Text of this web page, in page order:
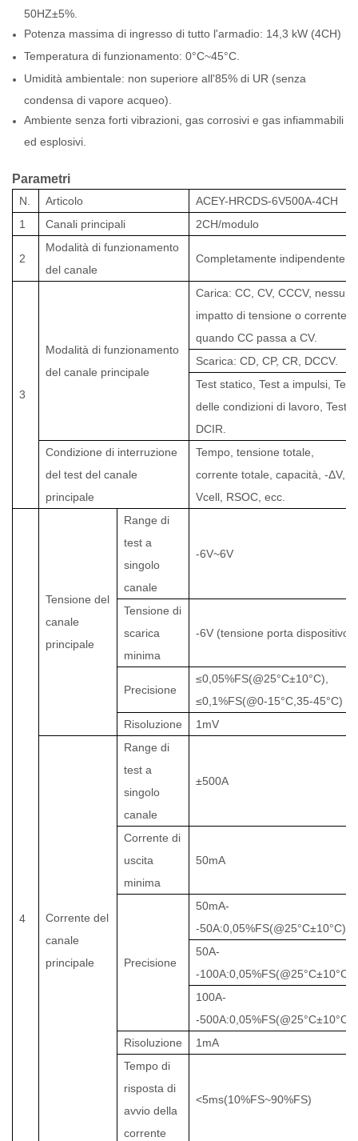
50HZ±5%.
Potenza massima di ingresso di tutto l'armadio: 14,3 kW (4CH)
Temperatura di funzionamento: 0°C~45°C.
Umidità ambientale: non superiore all'85% di UR (senza
condensa di vapore acqueo).
Ambiente senza forti vibrazioni, gas corrosivi e gas infiammabili
ed esplosivi.
Parametri
N. Articolo
ACEY-HRCDS-6V500A-4CH
1
Canali principali 2CH/modulo
2
Modalità di funzionamento
del canale
Completamente indipendente.
3
Modalità di funzionamento
del canale principale
Carica: CC, CV, CCCV, nessun
impatto di tensione o corrente
quando CC passa a CV.
Scarica: CD, CP, CR, DCCV.
Test statico, Test a impulsi, Test
delle condizioni di lavoro, Test
DCIR.
Condizione di interruzione
del test del canale
principale
Tempo, tensione totale,
corrente totale, capacità, -ΔV,
Vcell, RSOC, ecc.
4
Tensione del
canale
principale
Range di
test a
singolo
canale
-6V~6V
Tensione di
scarica
minima
-6V (tensione porta dispositivo)
Precisione
≤0,05%FS(@25°C±10°C),
≤0,1%FS(@0-15°C,35-45°C)
Risoluzione
1mV
Corrente del
canale
principale
Range di
test a
singolo
canale
±500A
Corrente di
uscita
minima
50mA
Precisione
50mA-
-50A:0,05%FS(@25°C±10°C)
50A-
-100A:0,05%FS(@25°C±10°C)
100A-
-500A:0,05%FS(@25°C±10°C)
Risoluzione
1mA
Tempo di
risposta di
avvio della
corrente
<5ms(10%FS~90%FS)